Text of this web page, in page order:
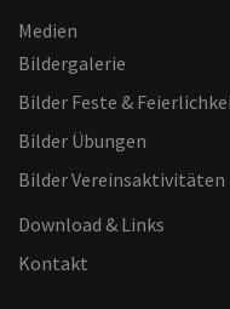
Medien
Bildergalerie
Bilder Feste &
Bilder Übungen
Bilder Vereinsaktivitäten
Download & Links
Kontakt